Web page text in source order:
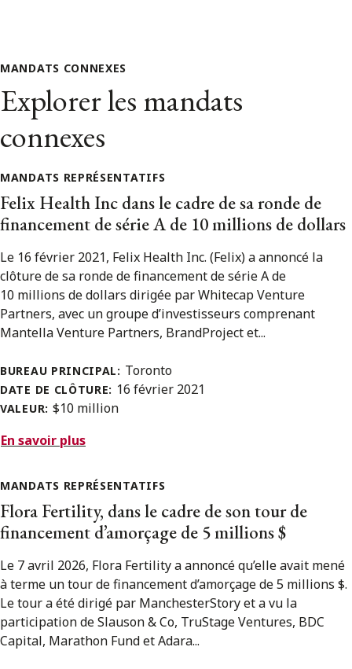
MANDATS CONNEXES
Explorer les mandats
connexes
MANDATS REPRÉSENTATIFS
Felix Health Inc dans le cadre de sa ronde de
financement de série A de 10 millions de dollars
Le 16 février 2021, Felix Health Inc. (Felix) a annoncé la
clôture de sa ronde de financement de série A de
10 millions de dollars dirigée par Whitecap Venture
Partners, avec un groupe d’investisseurs comprenant
Mantella Venture Partners, BrandProject et...
BUREAU PRINCIPAL: Toronto
DATE DE CLÔTURE: 16 février 2021
VALEUR: $10 million
En savoir plus
MANDATS REPRÉSENTATIFS
Flora Fertility, dans le cadre de son tour de
financement d’amorçage de 5 millions $
Le 7 avril 2026, Flora Fertility a annoncé qu’elle avait mené
à terme un tour de financement d’amorçage de 5 millions $.
Le tour a été dirigé par ManchesterStory et a vu la
participation de Slauson & Co, TruStage Ventures, BDC
Capital, Marathon Fund et Adara...